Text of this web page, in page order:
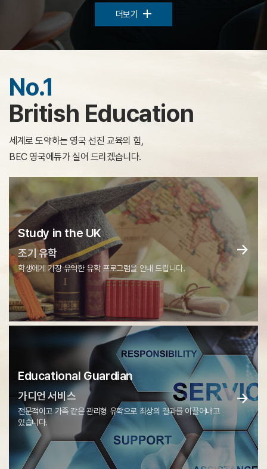
더보기
No.1
British Education
세계로 도약하는 영국 선진 교육의 힘,
BEC 영국에듀가 실어 드리겠습니다.
Study in the UK
조기 유학
학생에게 가장 유익한 유학 프로그램을 안내 드립니다.
→
Educational Guardian
가디언 서비스
전문적이고 가족 같은 관리형 유학으로 최상의 결과를 이끌어내고
있습니다.
→